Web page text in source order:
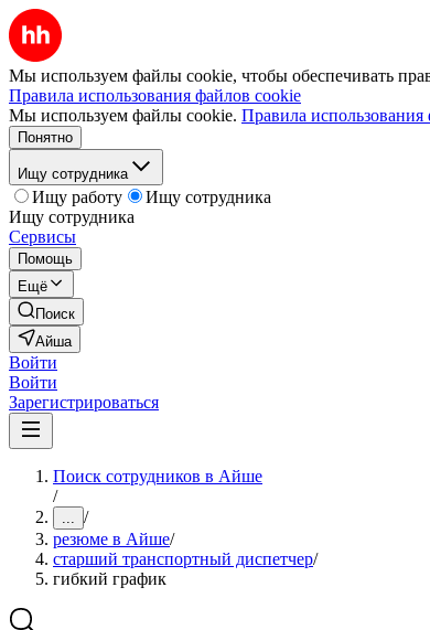
Мы используем файлы cookie, чтобы обеспечивать
Правила использования файлов cookie
Мы используем файлы cookie. Правила
Понятно
Ищу сотрудника
Ищу работу
Ищу сотрудника
Ищу сотрудника
Сервисы
Помощь
Ещё
Поиск
Айша
Войти
Войти
Зарегистрироваться
Поиск сотрудников в Айше
/
... /
резюме в Айше/
старший транспортный диспетчер/
гибкий график